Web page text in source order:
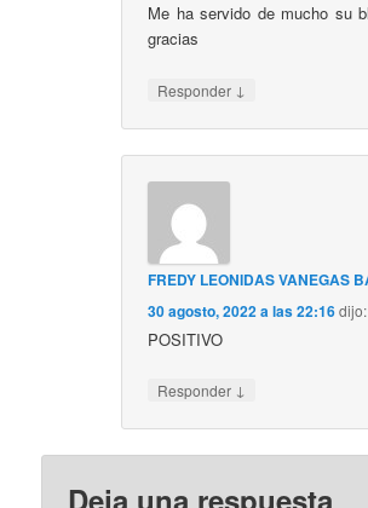
Me ha servido de mucho su
gracias
Responder ↓
FREDY LEONIDAS VANEGAS
30 agosto, 2022 a las 22:16dijo:
POSITIVO
Responder ↓